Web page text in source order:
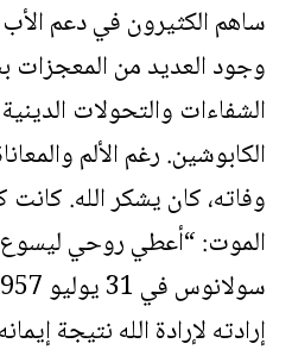
ساهم الكثيرون في دعم
وجود العديد من المعجزات
الشفاءات والتحولات
الكابوشين. رغم الألم
وفاته، كان يشكر الله. كانت
الموت: “أعطي روحي
إرادته لإرادة الله نتيجة